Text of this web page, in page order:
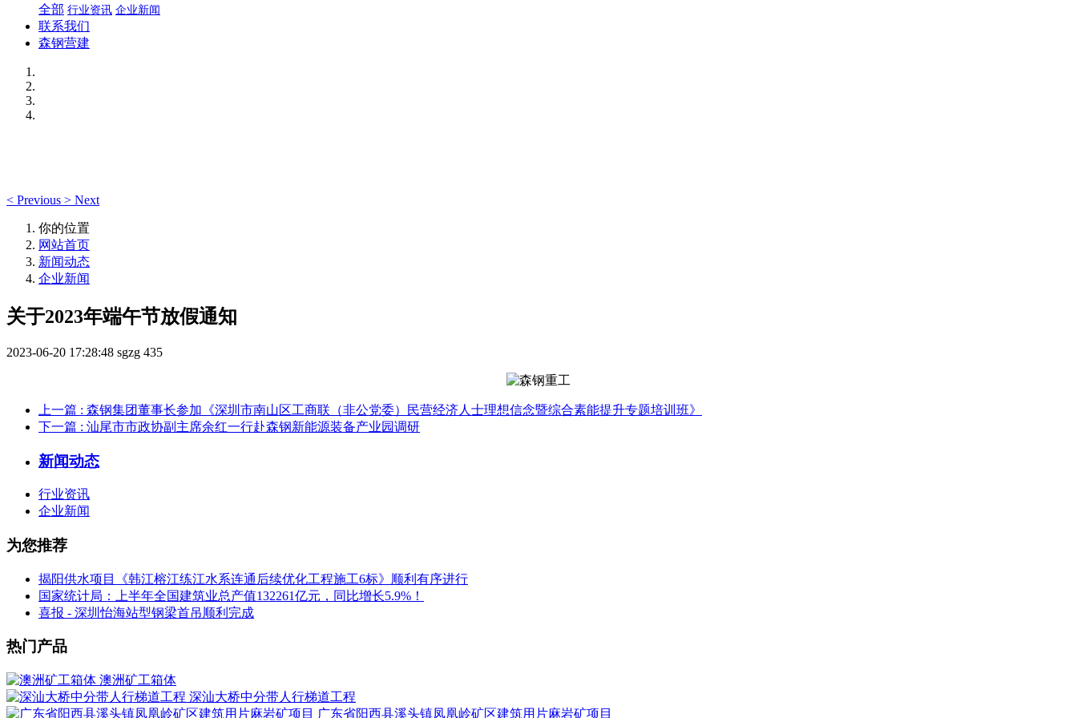
全部 行业资讯 企业新闻
联系我们
森钢营建
< Previous > Next
你的位置
网站首页
新闻动态
企业新闻
关于2023年端午节放假通知
2023-06-20 17:28:48 sgzg 435
上一篇 : 森钢集团董事长参加《深圳市南山区工商联（非公党委）民营经济人士理想信念暨综合素能提升专题培训班》
下一篇 : 汕尾市市政协副主席余红一行赴森钢新能源装备产业园调研
新闻动态
行业资讯
企业新闻
为您推荐
揭阳供水项目《韩江榕江练江水系连通后续优化工程施工6标》顺利有序进行
国家统计局：上半年全国建筑业总产值132261亿元，同比增长5.9%！
喜报 - 深圳怡海站型钢梁首吊顺利完成
热门产品
澳洲矿工箱体
深汕大桥中分带人行梯道工程
广东省阳西县溪头镇凤凰岭矿区建筑用片麻岩矿项目